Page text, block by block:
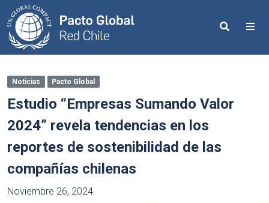
Search
Noticias Pacto Global
Estudio “Empresas Sumando Valor
2024” revela tendencias en los
reportes de sostenibilidad de las
compañías chilenas
Noviembre 26, 2024